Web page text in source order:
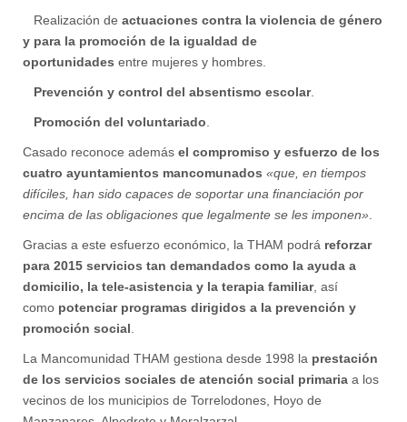
Realización de actuaciones contra la violencia de género
y para la promoción de la igualdad de
oportunidades entre mujeres y hombres.
Prevención y control del absentismo escolar.
Promoción del voluntariado
Casado reconoce además el compromiso y esfuerzo de los
cuatro ayuntamientos mancomunados «que, en tiempos
difíciles, han sido capaces de soportar una financiación por
encima de las obligaciones que legalmente se les imponen»
Gracias a este esfuerzo económico, la THAM podrá reforzar
para 2015 servicios tan demandados como la ayuda a
domicilio, la tele-asistencia y la terapia familiar, así
como potenciar programas dirigidos a la prevención y
promoción social
La Mancomunidad THAM gestiona desde 1998 la prestación
de los servicios sociales de atención social primaria a los
vecinos de los municipios de Torrelodones, Hoyo de